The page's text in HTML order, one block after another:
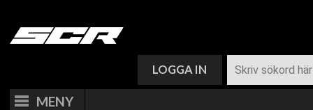
LOGGA IN
MENY